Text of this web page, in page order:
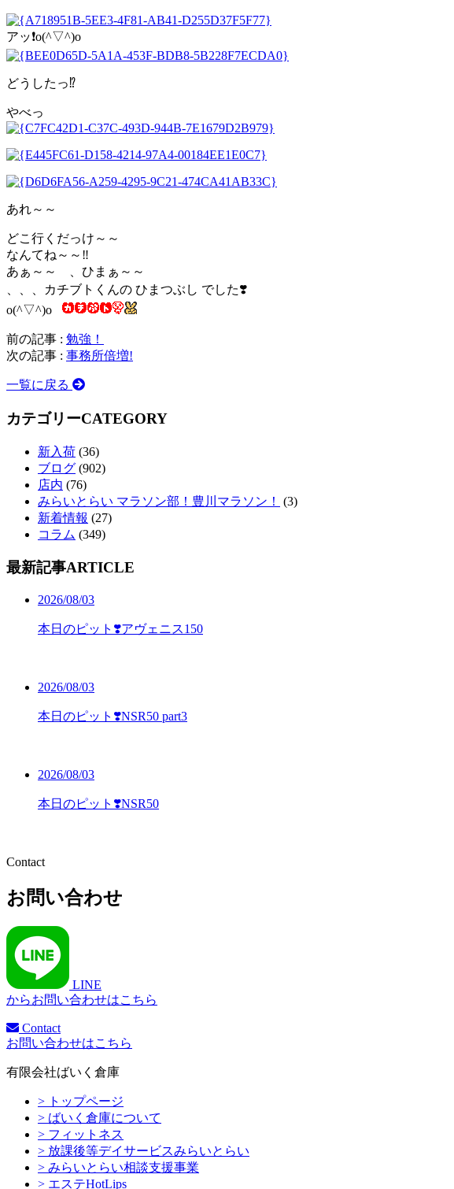
アッ❗️o(^▽^)o
どうしたっ⁉️
やべっ
あれ～～
どこ行くだっけ～～
なんてね～～‼️
あぁ～～ 、ひまぁ～～
、、、カチブトくんの ひまつぶし でした❣️
o(^▽^)o
前の記事 : 勉強！
次の記事 : 事務所倍増!
一覧に戻る
カテゴリーCATEGORY
新入荷 (36)
ブログ (902)
店内 (76)
みらいとらい マラソン部！豊川マラソン！
(3)
新着情報 (27)
コラム (349)
最新記事ARTICLE
2026/08/03
本日のピット❣️アヴェニス150
2026/08/03
本日のピット❣️NSR50 part3
2026/08/03
本日のピット❣️NSR50
Contact
お問い合わせ
LINE
からお問い合わせはこちら
Contact
お問い合わせはこちら
有限会社ばいく倉庫
> トップページ
> ばいく倉庫について
> フィットネス
> 放課後等デイサービスみらいとらい
> みらいとらい相談支援事業
> エステHotLips